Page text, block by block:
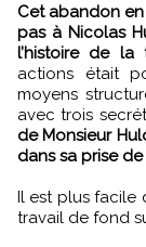
Cet abandon
pas à Nicolas
l’histoire de la
actions était
moyens
avec trois
de Monsieur
dans sa prise
Il est plus facile
travail de fond